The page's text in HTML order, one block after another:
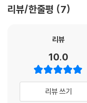
천병희의 『국가』 번역은
그 텍스트가 바로 『국가』
『국가·정체』가 나온 바 있
그리스 철학의 정점은 누가
이 그리스어 원전을 우리말
이보다 1년 앞서 천병희는
리뷰/한줄평 7
리뷰
10.0
리뷰 쓰기